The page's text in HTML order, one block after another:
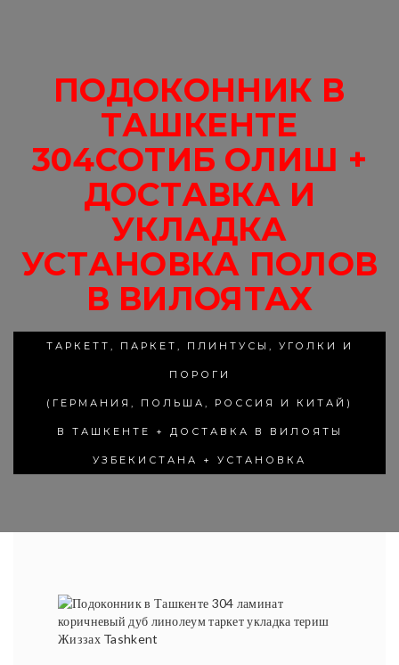
ПОДОКОННИК В
ТАШКЕНТЕ
304СОТИБ ОЛИШ +
ДОСТАВКА И
УКЛАДКА
УСТАНОВКА ПОЛОВ
В ВИЛОЯТАХ
ТАРКЕТТ, ПАРКЕТ, ПЛИНТУСЫ, УГОЛКИ И
ПОРОГИ
(ГЕРМАНИЯ, ПОЛЬША, РОССИЯ И КИТАЙ)
В ТАШКЕНТЕ + ДОСТАВКА В ВИЛОЯТЫ
УЗБЕКИСТАНА + УСТАНОВКА